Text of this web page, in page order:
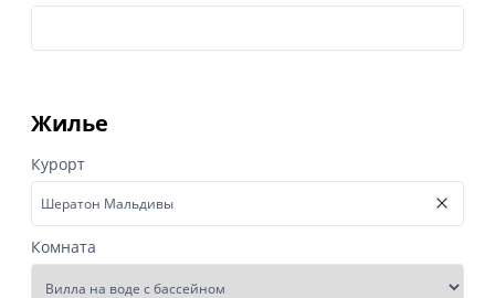
Жилье
Курорт
Комната